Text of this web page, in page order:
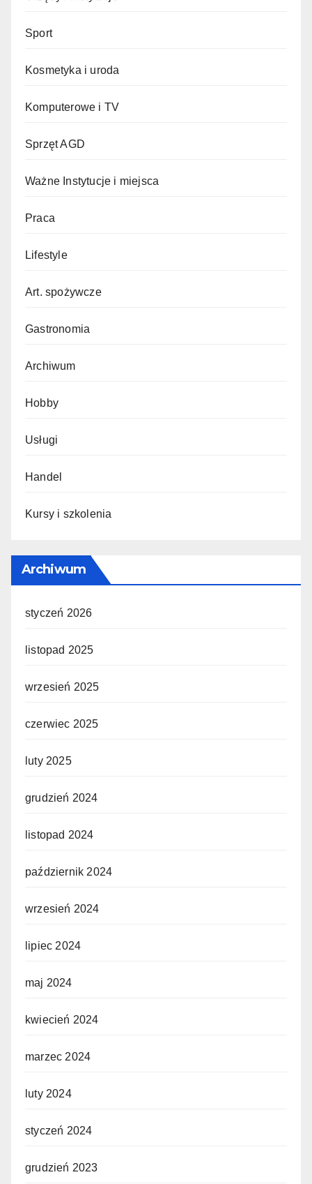
Sport
Kosmetyka i uroda
Komputerowe i TV
Sprzęt AGD
Ważne Instytucje i miejsca
Praca
Lifestyle
Art. spożywcze
Gastronomia
Archiwum
Hobby
Usługi
Handel
Kursy i szkolenia
Archiwum
styczeń 2026
listopad 2025
wrzesień 2025
czerwiec 2025
luty 2025
grudzień 2024
listopad 2024
październik 2024
wrzesień 2024
lipiec 2024
maj 2024
kwiecień 2024
marzec 2024
luty 2024
styczeń 2024
grudzień 2023